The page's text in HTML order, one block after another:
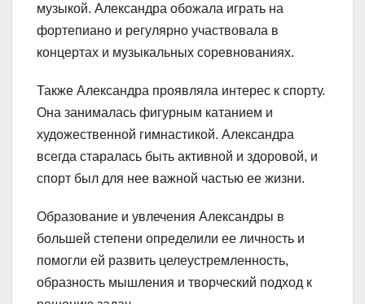
музыкой. Александра обожала играть на
фортепиано и регулярно участвовала в
концертах и музыкальных соревнованиях.
Также Александра проявляла интерес к спорту.
Она занималась фигурным катанием и
художественной гимнастикой. Александра
всегда старалась быть активной и здоровой, и
спорт был для нее важной частью ее жизни.
Образование и увлечения Александры в
большей степени определили ее личность и
помогли ей развить целеустремленность,
образность мышления и творческий подход к